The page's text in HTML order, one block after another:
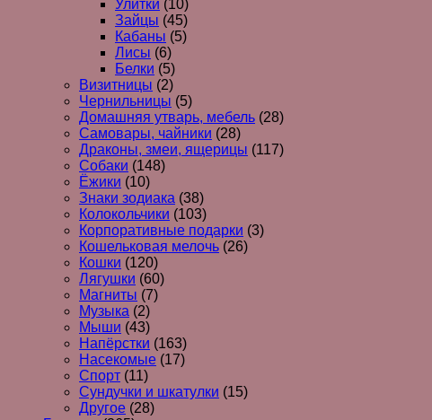
Улитки (10)
Зайцы (45)
Кабаны (5)
Лисы (6)
Белки (5)
Визитницы (2)
Чернильницы (5)
Домашняя утварь, мебель (28)
Самовары, чайники (28)
Драконы, змеи, ящерицы (117)
Собаки (148)
Ёжики (10)
Знаки зодиака (38)
Колокольчики (103)
Корпоративные подарки (3)
Кошельковая мелочь (26)
Кошки (120)
Лягушки (60)
Магниты (7)
Музыка (2)
Мыши (43)
Напёрстки (163)
Насекомые (17)
Спорт (11)
Сундучки и шкатулки (15)
Другое (28)